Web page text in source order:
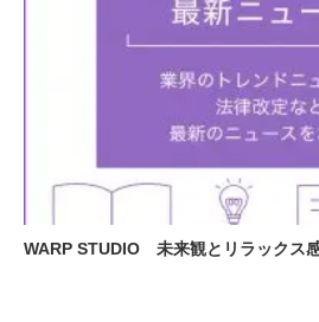
WARP STUDIO 未来観とリラックス